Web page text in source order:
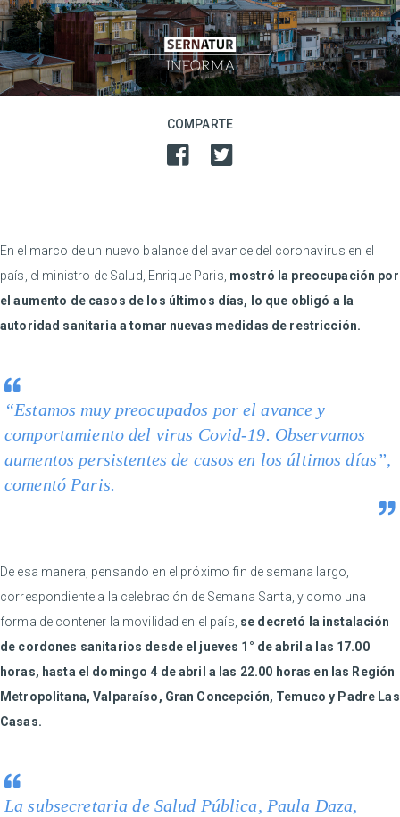
COMPARTE
En el marco de un nuevo balance del avance del coronavirus en el
país, el ministro de Salud, Enrique Paris, mostró la preocupación por
el aumento de casos de los últimos días, lo que obligó a la
autoridad sanitaria a tomar nuevas medidas de restricción.
“Estamos muy preocupados por el avance y
comportamiento del virus Covid-19. Observamos
aumentos persistentes de casos en los últimos días”,
comentó Paris.
De esa manera, pensando en el próximo fin de semana largo,
correspondiente a la celebración de Semana Santa, y como una
forma de contener la movilidad en el país, se decretó la instalación
de cordones sanitarios desde el jueves 1° de abril a las 17.00
horas, hasta el domingo 4 de abril a las 22.00 horas en las Región
Metropolitana, Valparaíso, Gran Concepción, Temuco y Padre Las
Casas.
La subsecretaria de Salud Pública, Paula Daza,